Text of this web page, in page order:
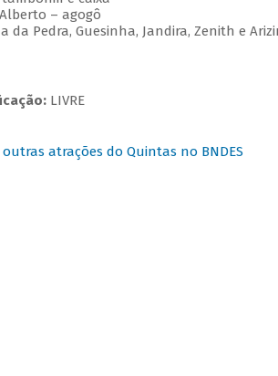
– agogô
da Pedra, Guesinha, Jandira, Zenith e
LIVRE
outras atrações do Quintas no BNDES